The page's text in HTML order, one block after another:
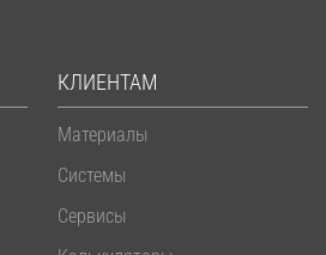
КЛИЕНТАМ
Материалы
Системы
Сервисы